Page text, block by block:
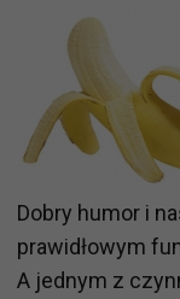
Dobry humor i
prawidłowym
A jednym z